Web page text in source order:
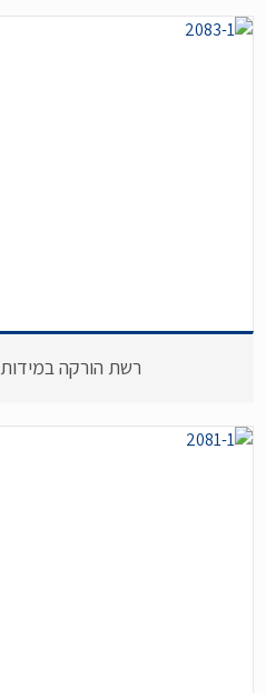
רשת הורקה במידות 30*30 - 2083